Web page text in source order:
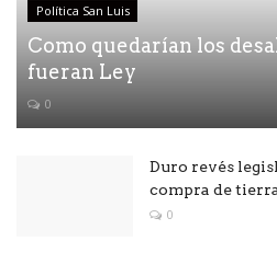
Política San Luis
Como quedarían los
fueran Ley
0
Duro revés
compra de
0